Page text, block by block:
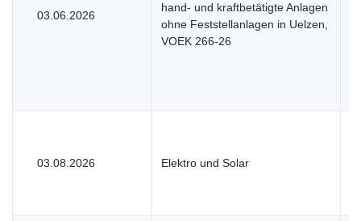
03.06.2026
hand- und kraftbetätigte Anlagen
ohne Feststellanlagen in Uelzen,
VOEK 266-26
03.08.2026 Elektro und Solar